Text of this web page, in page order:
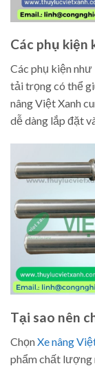
Các phụ kiện
Các phụ kiện
tải trọng có thể
nâng Việt Xanh
dễ dàng lắp đặt
Tại sao nên
ChọnXe nâng
phẩm chất lượng